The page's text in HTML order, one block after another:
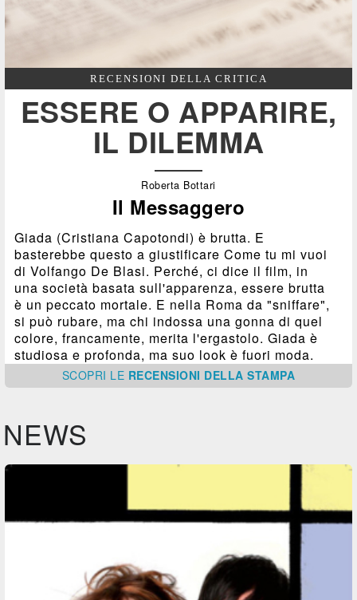
RECENSIONI DELLA CRITICA
ESSERE O APPARIRE,
IL DILEMMA
Roberta Bottari
Il Messaggero
Giada (Cristiana Capotondi) è brutta. E
basterebbe questo a giustificare Come tu mi vuoi
di Volfango De Blasi. Perché, ci dice il film, in
una società basata sull'apparenza, essere brutta
è un peccato mortale. E nella Roma da "sniffare",
si può rubare, ma chi indossa una gonna di quel
colore, francamente, merita l'ergastolo. Giada è
studiosa e profonda, ma suo look è fuori moda.
SCOPRI LE RECENSIONI DELLA STAMPA
NEWS